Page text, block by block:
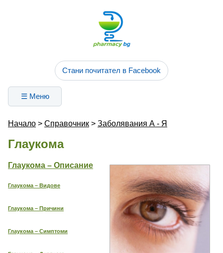
Стани почитател в Facebook
☰ Меню
Начало > Справочник > Заболявания А - Я
Глаукома
Глаукома – Описание
Глаукома – Видове
Глаукома – Причини
Глаукома – Симптоми